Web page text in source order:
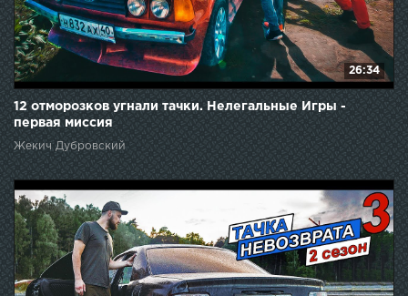
26:34
12 отморозков угнали тачки. Нелегальные Игры -
первая миссия
Жекич Дубровский